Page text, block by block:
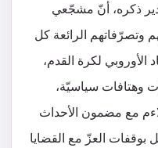
ذكره، أنّ مشجّعي
وتصرّفاتهم الرائعة كل
الأوروبي لكرة القدم،
وهتافات سياسيّة،
مع مضمون الأحداث
بوقفات العزّ مع القضايا